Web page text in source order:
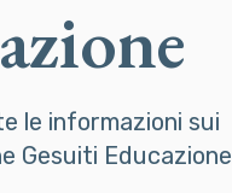
le informazioni sui
Gesuiti Educazione